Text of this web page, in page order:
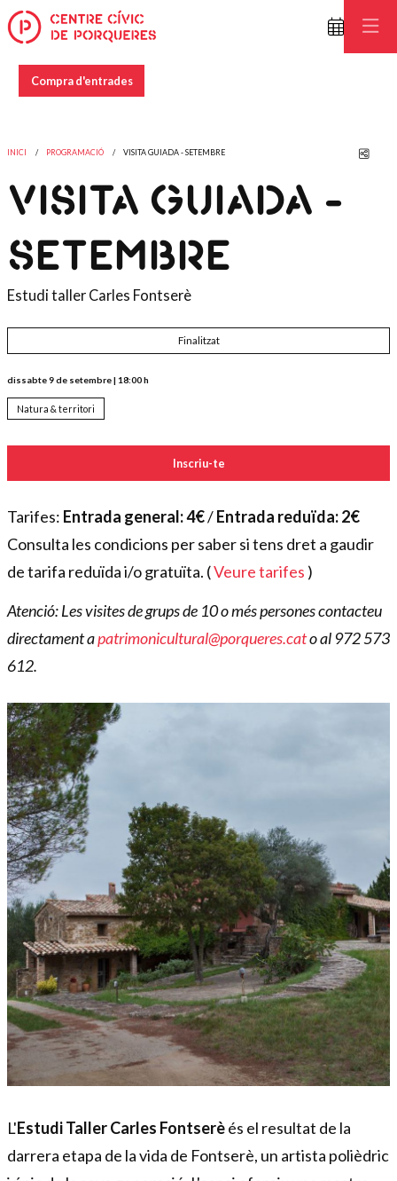
Compra d'entrades
INICI PROGRAMACIÓ VISITA GUIADA - SETEMBRE
VISITA GUIADA -
SETEMBRE
Estudi taller Carles Fontserè
Finalitzat
dissabte 9 de setembre| 18:00 h
Natura & territori
Inscriu-te
Tarifes: Entrada general: 4€/Entrada reduïda: 2€
Consulta les condicions per saber si tens dret a gaudir
de tarifa reduïda i/o gratuïta. (Veure tarifes )
Atenció: Les visites de grups de 10 o més persones contacteu
directament apatrimonicultural@porqueres.cato al 972 573
612.
L'Estudi Taller Carles Fontserèés el resultat de la
darrera etapa de la vida de Fontserè, un artista polièdric